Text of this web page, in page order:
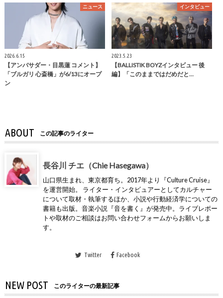
ニュース
2026.6.15
【アンバサダー・目黒蓮 コメント】
「ブルガリ 心斎橋」が6/13にオープ
ン
インタビュー
2023.5.23
【BALLISTIK BOYZインタビュー 後
編】「このままではだめだと…
ABOUT この記事のライター
長谷川 チエ（Chie Hasegawa）
山口県生まれ、東京都育ち。2017年より『Culture Cruise』
を運営開始。 ライター・インタビュアーとしてカルチャー
について取材・執筆するほか、小説や行動経済学についての
書籍も出版。音楽小説『音を書く』が発売中。ライブレポー
トや取材のご相談はお問い合わせフォームからお願いしま
す。
Twitter Facebook
NEW POST このライターの最新記事